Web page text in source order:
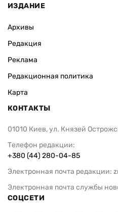
ИЗДАНИЕ
Архивы
Редакция
Реклама
Редакционная политика
Карта
КОНТАКТЫ
01010 Киев, ул. Князей
Телефон редакции:
+380 (44) 280-04-85
Электронная почта редакции:
Электронная почта службы
СОЦСЕТИ